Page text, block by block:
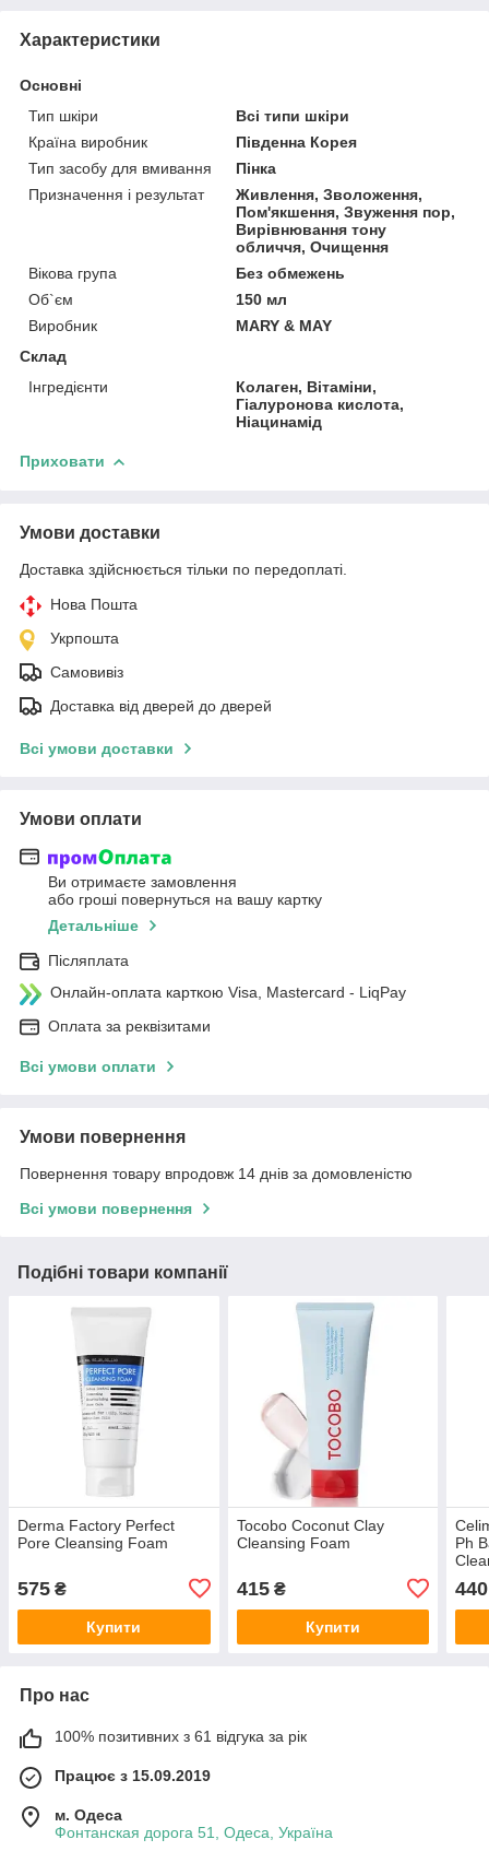
Характеристики
Основні
Тип шкіри
Всі типи шкіри
Країна виробник
Південна Корея
Тип засобу для вмивання
Пінка
Призначення і результат
Живлення, Зволоження,
Пом'якшення, Звуження пор,
Вирівнювання тону
обличчя, Очищення
Вікова група
Без обмежень
Об`єм
150 мл
Виробник
MARY & MAY
Склад
Інгредієнти
Колаген, Вітаміни,
Гіалуронова кислота,
Ніацинамід
Приховати
Умови доставки
Доставка здійснюється тільки по передоплаті.
Нова Пошта
Укрпошта
Самовивіз
Доставка від дверей до дверей
Всі умови доставки
Умови оплати
Ви отримаєте замовлення
або гроші повернуться на вашу картку
Детальніше
Післяплата
Онлайн-оплата карткою Visa, Mastercard - LiqPay
Оплата за реквізитами
Всі умови оплати
Умови повернення
Повернення товару впродовж 14 днів за домовленістю
Всі умови повернення
Подібні товари компанії
Derma Factory Perfect
Pore Cleansing Foam
575 ₴
Купити
Tocobo Coconut Clay
Cleansing Foam
415₴
Купити
Ph
440
Про нас
100% позитивних з 61 відгука за рік
Працює з 15.09.2019
м. Одеса
Фонтанская дорога 51, Одеса, Україна